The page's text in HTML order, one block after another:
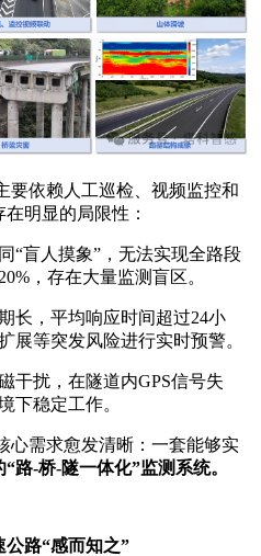
要依赖人工巡检、视频监控和
明显的局限性：
“盲人摸象”，无法实现全路段
，存在大量监测盲区。
长，平均响应时间超过24小
展等突发风险进行实时预警。
干扰，在隧道内GPS信号失
下稳定工作。
心需求愈发清晰：一套能够实
路-桥-隧一体化”监测系统。
路“感而知之”